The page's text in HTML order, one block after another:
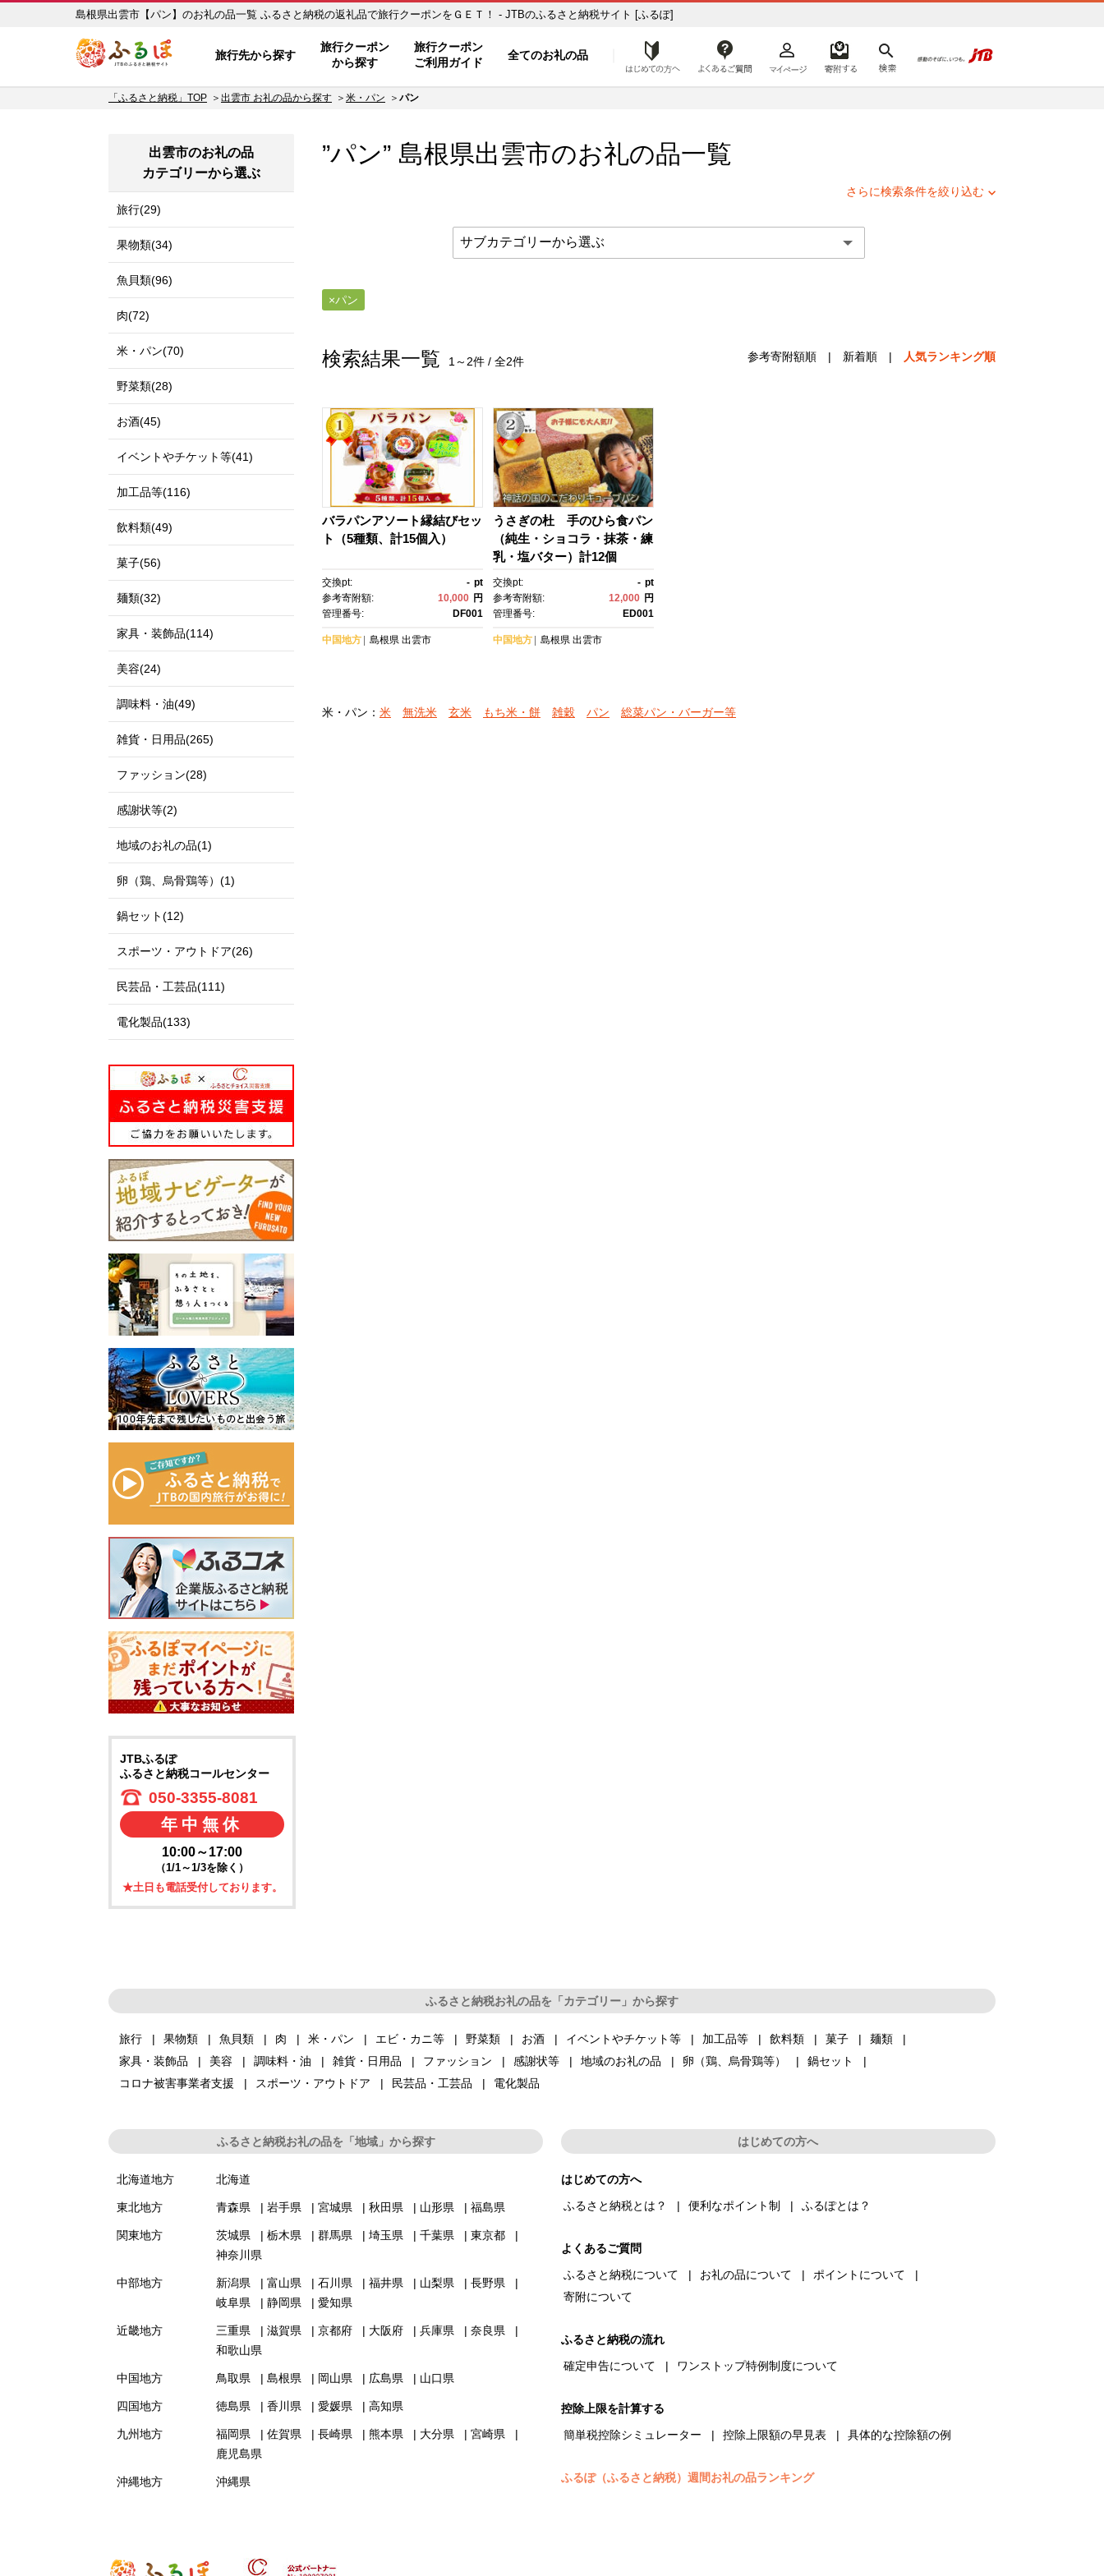
島根県出雲市【パン】のお礼の品一覧 ふるさと納税の返礼品で旅行クーポンをＧＥＴ！ - JTBのふるさと納税サイト [ふるぽ]
旅行先から探す
旅行クーポン
から探す
旅行クーポン
ご利用ガイド
全てのお礼の品 はじめての方へ
「ふるさと納税」TOP 出雲市 お礼の品から探す 米・パン パン
”パン” 島根県出雲市のお礼の品一覧
さらに検索条件を絞り込む
パン
検索結果一覧 1～2件 / 全2件 参考寄附額順 | 新着順 | 人気ランキング順
バラパンアソート縁結びセッ
ト（5種類、計15個入）
交換pt: - pt
参考寄附額:
10,000 円
管理番号:
DF001
中国地方 島根県 出雲市
うさぎの杜 手のひら食パン
（純生・ショコラ・抹茶・練
乳・塩バター）計12個
交換pt: - pt
参考寄附額:
12,000 円
管理番号:
ED001
中国地方 島根県 出雲市
米・パン： 米 無洗米 玄米 もち米・餅 雑穀 パン 総菜パン・バーガー等
出雲市のお礼の品
カテゴリーから選ぶ
旅行(29)
果物類(34)
魚貝類(96)
肉(72)
米・パン(70)
野菜類(28)
お酒(45)
イベントやチケット等(41)
加工品等(116)
飲料類(49)
菓子(56)
麺類(32)
家具・装飾品(114)
美容(24)
調味料・油(49)
雑貨・日用品(265)
ファッション(28)
感謝状等(2)
地域のお礼の品(1)
卵（鶏、烏骨鶏等）(1)
鍋セット(12)
スポーツ・アウトドア(26)
民芸品・工芸品(111)
電化製品(133)
JTBふるぽ
ふるさと納税コールセンター
050-3355-8081
年中無休
10:00～17:00
（1/1～1/3を除く）
★土日も電話受付しております。
ふるさと納税お礼の品を「カテゴリー」から探す
旅行 果物類 魚貝類 肉 米・パン エビ・カニ等 野菜類 お酒 イベントやチケット等 加工品等 飲料類 菓子
麺類
家具・装飾品
美容 調味料・油 雑貨・日用品 ファッション 感謝状等 地域のお礼の品 卵（鶏、烏骨鶏等）
鍋セット
コロナ被害事業者支援
スポーツ・アウトドア 民芸品・工芸品 電化製品
ふるさと納税お礼の品を「地域」から探す
北海道地方 北海道
東北地方 青森県 岩手県 宮城県 秋田県 山形県 福島県
関東地方 茨城県 栃木県 群馬県 埼玉県 千葉県
東京都
神奈川県
中部地方 新潟県 富山県 石川県 福井県 山梨県
長野県
岐阜県
静岡県 愛知県
近畿地方 三重県 滋賀県 京都府 大阪府 兵庫県
奈良県
和歌山県
中国地方 鳥取県 島根県 岡山県 広島県 山口県
四国地方 徳島県 香川県 愛媛県 高知県
九州地方 福岡県 佐賀県 長崎県 熊本県 大分県
宮崎県
鹿児島県
沖縄地方 沖縄県
はじめての方へ
はじめての方へ
ふるさと納税とは？
便利なポイント制 ふるぽとは？
よくあるご質問
ふるさと納税について
お礼の品について
ポイントについて
寄附について
ふるさと納税の流れ
確定申告について
ワンストップ特例制度について
控除上限を計算する
簡単税控除シミュレーター
控除上限額の早見表 具体的な控除額の例
ふるぽ（ふるさと納税）週間お礼の品ランキング